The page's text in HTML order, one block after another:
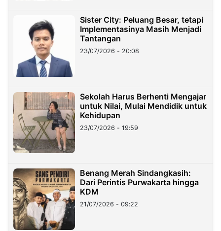
Sister City: Peluang Besar, tetapi
Implementasinya Masih Menjadi
Tantangan
23/07/2026 - 20:08
Sekolah Harus Berhenti Mengajar
untuk Nilai, Mulai Mendidik untuk
Kehidupan
23/07/2026 - 19:59
Benang Merah Sindangkasih:
Dari Perintis Purwakarta hingga
KDM
21/07/2026 - 09:22